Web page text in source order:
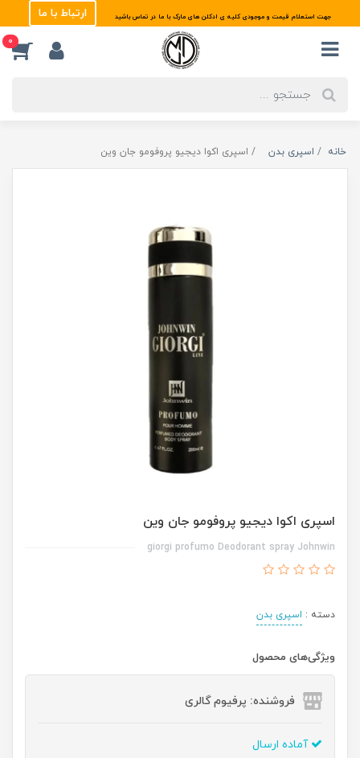
جهت استعلام قیمت و موجودی کلیه ی ادکلن های مارک با ما در تماس باشید ارتباط با ما
0
خانه اسپری بدن اسپری اکوا دیجیو پروفومو جان وین
اسپری اکوا دیجیو پروفومو جان وین
giorgi profumo Deodorant spray Johnwin
دسته : اسپری بدن
ویژگی‌های محصول
فروشنده: پرفیوم گالری
آماده ارسال